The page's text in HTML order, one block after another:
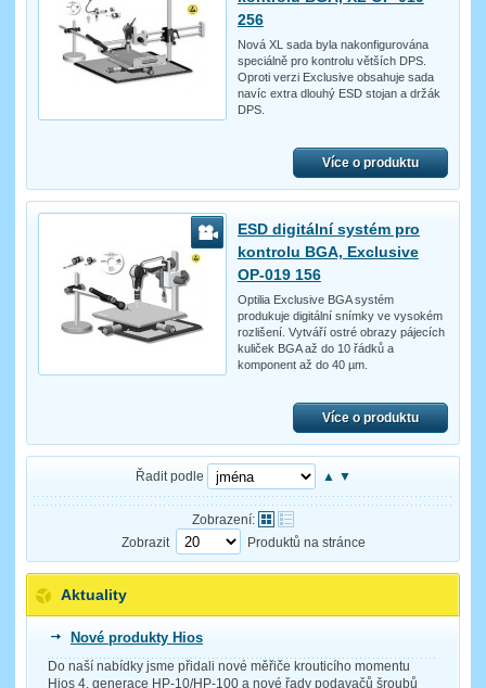
256
Nová XL sada byla nakonfigurována
speciálně pro kontrolu větších DPS.
Oproti verzi Exclusive obsahuje sada
navíc extra dlouhý ESD stojan a držák
DPS.
Více o produktu
ESD digitální systém pro
kontrolu BGA, Exclusive
OP-019 156
Optilia Exclusive BGA systém
produkuje digitální snímky ve vysokém
rozlišení. Vytváří ostré obrazy pájecích
kuliček BGA až do 10 řádků a
komponent až do 40 µm.
Více o produktu
Řadit podle ▲ ▼
Zobrazení:
Zobrazit
Produktů na stránce
Aktuality
Nové produkty Hios
Do naší nabídky jsme přidali nové měřiče krouticího momentu
Hios 4. generace HP-10/HP-100 a nové řady podavačů šroubů